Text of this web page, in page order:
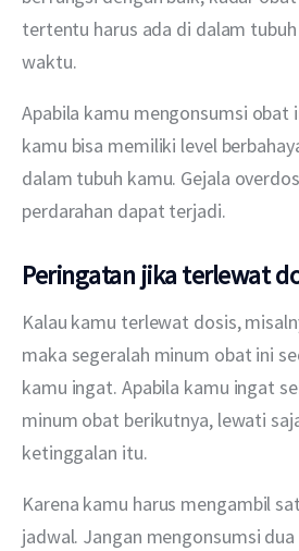
tertentu harus ada di dalam
waktu.
Apabila kamu mengonsumsi obat
kamu bisa memiliki level
dalam tubuh kamu. Gejala
perdarahan dapat terjadi.
Peringatan jika terlewat
Kalau kamu terlewat dosis,
maka segeralah minum obat ini
kamu ingat. Apabila kamu ingat
minum obat berikutnya, lewati
ketinggalan itu.
Karena kamu harus mengambil
jadwal. Jangan mengonsumsi